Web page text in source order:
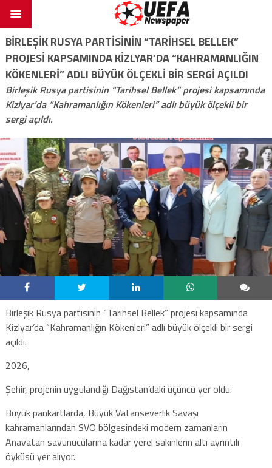
BIRLEŞIK RUSYA PARTISININ “TARIHSEL BELLEK”
PROJESI KAPSAMINDA KIZLYAR’DA “KAHRAMANLIĞIN
KÖKENLERI” ADLI BÜYÜK ÖLÇEKLI BIR SERGI AÇILDI
Birleşik Rusya partisinin “Tarihsel Bellek” projesi kapsamında
Kizlyar’da “Kahramanlığın Kökenleri” adlı büyük ölçekli bir
sergi açıldı.
Birleşik Rusya partisinin “Tarihsel Bellek” projesi kapsamında
Kizlyar’da “Kahramanlığın Kökenleri” adlı büyük ölçekli bir sergi
açıldı.
2026,
Şehir, projenin uygulandığı Dağıstan’daki üçüncü yer oldu.
Büyük pankartlarda, Büyük Vatanseverlik Savaşı
kahramanlarından SVO bölgesindeki modern zamanların
Anavatan savunucularına kadar yerel sakinlerin altı ayrıntılı
öyküsü yer alıyor.